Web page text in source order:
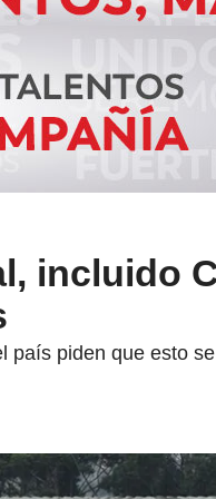
incluido
país piden que esto